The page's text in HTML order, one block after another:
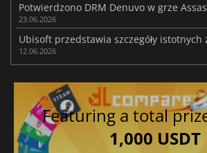
23.06.2026
12.06.2026
Featuring a total
1,000 USDT